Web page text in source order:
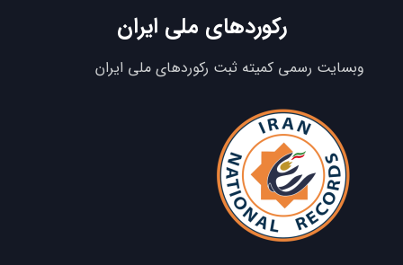
رکوردهای ملی ایران
وبسایت رسمی کمیته ثبت رکوردهای ملی ایران